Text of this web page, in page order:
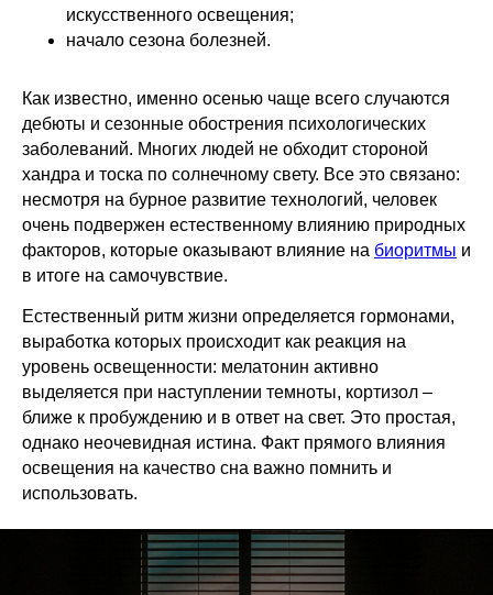
искусственного освещения;
­начало сезона болезней.
Как известно, именно осенью чаще всего случаются
дебюты и сезонные обострения психологических
заболеваний. Многих людей не обходит стороной
хандра и тоска по солнечному свету. Все это связано:
несмотря на бурное развитие технологий, человек
очень подвержен естественному влиянию природных
факторов, которые оказывают влияние на биоритмы и
в итоге на самочувствие.
Естественный ритм жизни определяется гормонами,
выработка которых происходит как реакция на
уровень освещенности: мелатонин активно
выделяется при наступлении темноты, кортизол –
ближе к пробуждению и в ответ на свет. Это простая,
однако неочевидная истина. Факт прямого влияния
освещения на качество сна важно помнить и
использовать.